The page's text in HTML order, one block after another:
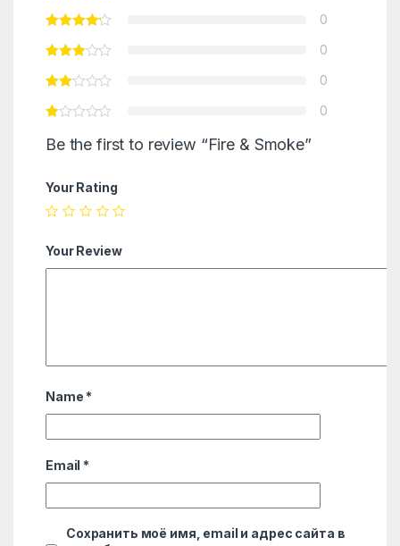
0
0
0
0
Be the first to review “Fire & Smoke”
Your Rating
Your Review
Name *
Email *
Сохранить моё имя, email и адрес сайта в